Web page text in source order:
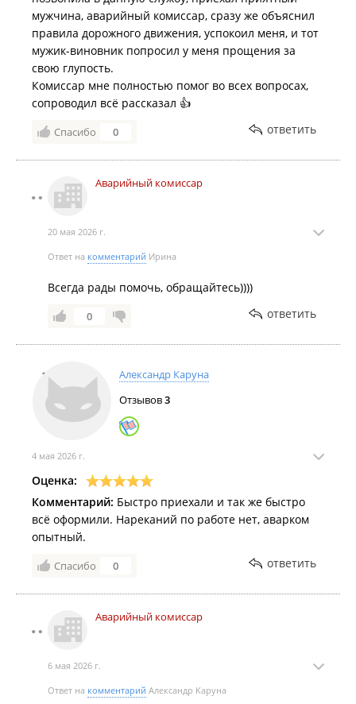
мужчина, аварийный комиссар, сразу же объяснил
правила дорожного движения, успокоил меня, и тот
мужик-виновник попросил у меня прощения за
свою глупость.
Комиссар мне полностью помог во всех вопросах,
сопроводил всё рассказал 👍
Спасибо 0 ответить
Аварийный комиссар
20 мая 2026 г.
Ответ на комментарий Ирина
Всегда рады помочь, обращайтесь))))
0 ответить
Александр Каруна
Отзывов3
4 мая 2026 г.
Оценка:
Комментарий: Быстро приехали и так же быстро
всё оформили. Нареканий по работе нет, аварком
опытный.
Спасибо 0 ответить
Аварийный комиссар
6 мая 2026 г.
Ответ на комментарий Александр Каруна